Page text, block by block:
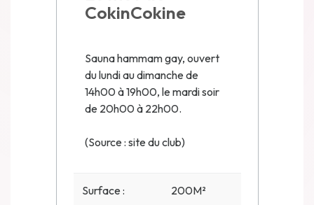
CokinCokine
Sauna hammam gay, ouvert
du lundi au dimanche de
14h00 à 19h00, le mardi soir
de 20h00 à 22h00.
(Source : site du club)
Surface : 200M²